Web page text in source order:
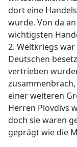
dort eine
wurde. Von da
wichtigsten
2. Weltkriegs
Deutschen
vertrieben
einer weiteren
Herren Plovdivs
doch sie waren
geprägt wie die